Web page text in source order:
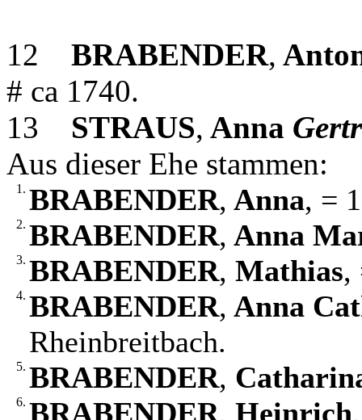
12 BRABENDER,
# ca 1740.
13 STRAUS, Anna
Aus dieser Ehe stammen:
1. BRABENDER, Anna, =
2. BRABENDER, Anna
3. BRABENDER, Mathias,
4. BRABENDER, Anna
Rheinbreitbach.
5. BRABENDER,
6. BRABENDER, Heinrich